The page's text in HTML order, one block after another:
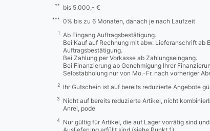
** bis 5.000,- €
*** 0% bis zu 6 Monaten, danach je nach Laufzeit
1
Ab Eingang Auftragsbestätigung.
Bei Kauf auf Rechnung mit abw. Lieferanschrift ab
Auftragsbestätigung.
Bei Zahlung per Vorkasse ab Zahlungseingang.
Bei Finanzierung ab Genehmigung Ihrer
Selbstabholung nur von Mo.-Fr. nach vorheriger
2 Ihr Gutschein ist auf bereits reduzierte Angebote
3
Nicht auf bereits reduzierte Artikel, nicht
Anrei, pode
4
Nur gültig für Artikel, die auf Lager vorrätig sind